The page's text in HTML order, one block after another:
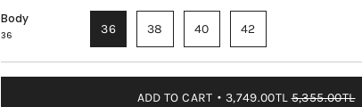
Body
36 36 38 40 42
ADD TO CART 3,749.00TL 5,355.00TL